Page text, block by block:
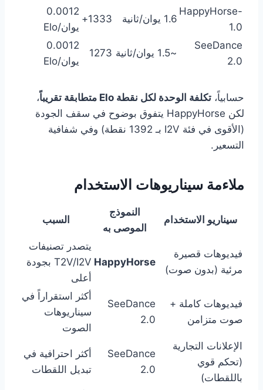
HappyHorse-
1.0
1.6 يوان/ثانية 1333+
0.0012
يوان/Elo
SeeDance
2.0
~1.5 يوان/ثانية 1273
0.0012
يوان/Elo
حسابياً، تكلفة الوحدة لكل نقطة Elo متطابقة تقريباً
،
لكن HappyHorse يتفوق بوضوح في سقف الجودة
(الأقوى في فئة I2V بـ 1392 نقطة) وفي شفافية
التسعير.
ملاءمة سيناريوهات الاستخدام
سيناريو الاستخدام
النموذج
الموصى به
السبب
فيديوهات قصيرة
مرئية (بدون صوت)
HappyHorse
يتصدر تصنيفات
T2V/I2V بجودة
أعلى
فيديوهات كاملة +
صوت متزامن
SeeDance
2.0
أكثر استقراراً في
سيناريوهات
الصوت
الإعلانات التجارية
(تحكم قوي
باللقطات)
SeeDance
2.0
أكثر احترافية في
تبديل اللقطات